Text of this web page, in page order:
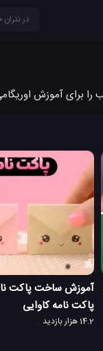
آموزش ساخت پاکت
پاکت نامه کاوایی
14.2 هزار بازدید